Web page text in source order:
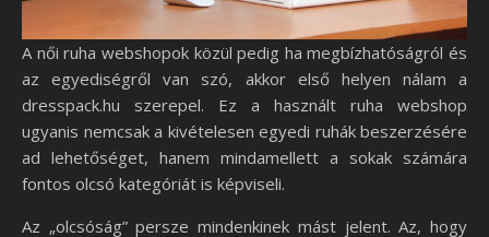
A női ruha webshopok közül pedig ha megbízhatóságról és
az egyediségről van szó, akkor első helyen nálam a
dresspack.hu szerepel. Ez a használt ruha webshop
ugyanis nemcsak a kivételesen egyedi ruhák beszerzésére
ad lehetőséget, hanem mindamellett a sokak számára
fontos olcsó kategóriát is képviseli.
Az „olcsóság” persze mindenkinek mást jelent. Az, hogy